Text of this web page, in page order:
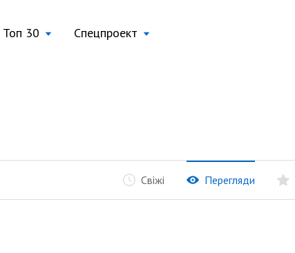
Топ 30 Спецпроект
Свіжі Перегляди